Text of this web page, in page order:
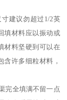
建议勿超过1/2英
填材料应以振动或
材料坚硬到可以在
含许多细粒材料，
完全填满不留一点